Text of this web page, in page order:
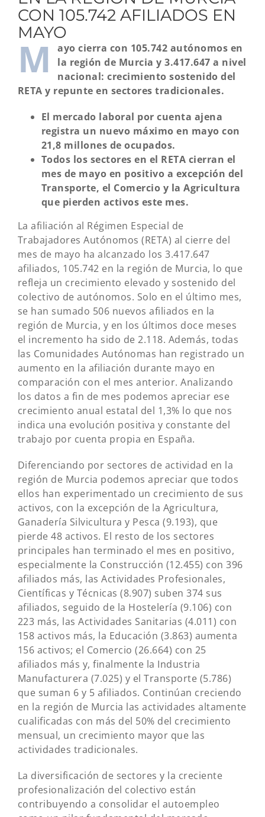
CON 105.742 AFILIADOS EN
MAYO
M
ayo cierra con 105.742 autónomos en
la región de Murcia y 3.417.647 a nivel
nacional: crecimiento sostenido del
RETA y repunte en sectores tradicionales.
El mercado laboral por cuenta ajena
registra un nuevo máximo en mayo con
21,8 millones de ocupados.
Todos los sectores en el RETA cierran el
mes de mayo en positivo a excepción del
Transporte, el Comercio y la Agricultura
que pierden activos este mes.
La afiliación al Régimen Especial de
Trabajadores Autónomos (RETA) al cierre del
mes de mayo ha alcanzado los 3.417.647
afiliados, 105.742 en la región de Murcia, lo que
refleja un crecimiento elevado y sostenido del
colectivo de autónomos. Solo en el último mes,
se han sumado 506 nuevos afiliados en la
región de Murcia, y en los últimos doce meses
el incremento ha sido de 2.118. Además, todas
las Comunidades Autónomas han registrado un
aumento en la afiliación durante mayo en
comparación con el mes anterior. Analizando
los datos a fin de mes podemos apreciar ese
crecimiento anual estatal del 1,3% lo que nos
indica una evolución positiva y constante del
trabajo por cuenta propia en España.
Diferenciando por sectores de actividad en la
región de Murcia podemos apreciar que todos
ellos han experimentado un crecimiento de sus
activos, con la excepción de la Agricultura,
Ganadería Silvicultura y Pesca (9.193), que
pierde 48 activos. El resto de los sectores
principales han terminado el mes en positivo,
especialmente la Construcción (12.455) con 396
afiliados más, las Actividades Profesionales,
Científicas y Técnicas (8.907) suben 374 sus
afiliados, seguido de la Hostelería (9.106) con
223 más, las Actividades Sanitarias (4.011) con
158 activos más, la Educación (3.863) aumenta
156 activos; el Comercio (26.664) con 25
afiliados más y, finalmente la Industria
Manufacturera (7.025) y el Transporte (5.786)
que suman 6 y 5 afiliados. Continúan creciendo
en la región de Murcia las actividades altamente
cualificadas con más del 50% del crecimiento
mensual, un crecimiento mayor que las
actividades tradicionales.
La diversificación de sectores y la creciente
profesionalización del colectivo están
contribuyendo a consolidar el autoempleo